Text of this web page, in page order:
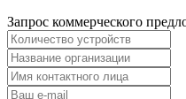
Запрос коммерческого